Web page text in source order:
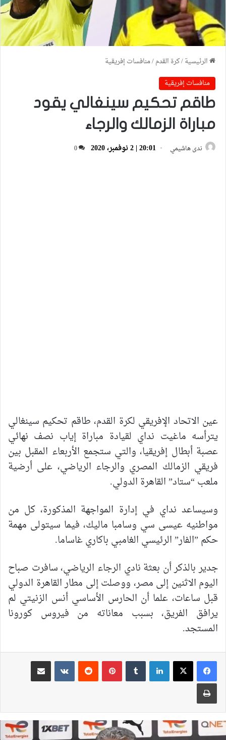
الرئيسية/كرة القدم/منافسات إفريقية
منافسات إفريقية
طاقم تحكيم سينغالي يقود
مباراة الزمالك والرجاء
ندى هاشيمي 20:01 | 2 نوفمبر، 2020 0
عين الاتحاد الإفريقي لكرة القدم، طاقم تحكيم سينغالي
يترأسه ماغيت نداي لقيادة مباراة إياب نصف نهائي
عصبة أبطال إفريقيا، والتي ستجمع الأربعاء المقبل بين
فريقي الزمالك المصري والرجاء الرياضي، على أرضية
ملعب “ستاد” القاهرة الدولي.
وسيساعد نداي في إدارة المواجهة المذكورة، كل من
مواطنيه عيسى سي وسامبا ماليك، فيما سيتولى مهمة
حكم ”الفار” الرئيسي الغامبي باكاري غاساما.
جدير بالذكر أن بعثة نادي الرجاء الرياضي، سافرت صباح
اليوم الاثنين إلى مصر، ووصلت إلى مطار القاهرة الدولي
قبل ساعات، علما أن الحارس الأساسي أنس الزنيتي لم
يرافق الفريق، بسبب معاناته من فيروس كورونا
المستجد.
لينكدإن بينتيريست
مشاركة عبر البريد
طباعة